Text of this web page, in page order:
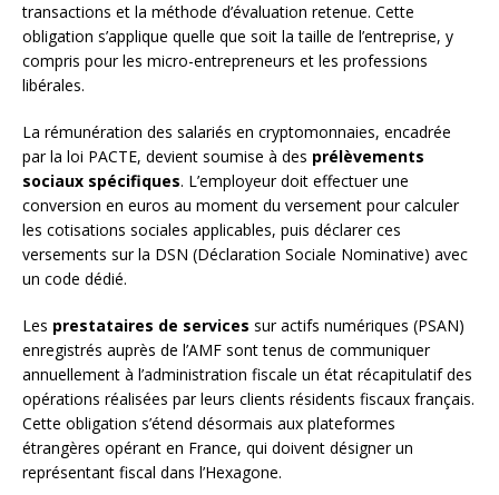
transactions et la méthode d’évaluation retenue. Cette
obligation s’applique quelle que soit la taille de l’entreprise, y
compris pour les micro-entrepreneurs et les professions
libérales.
La rémunération des salariés en cryptomonnaies, encadrée
par la loi PACTE, devient soumise à des prélèvements
sociaux spécifiques. L’employeur doit effectuer une
conversion en euros au moment du versement pour calculer
les cotisations sociales applicables, puis déclarer ces
versements sur la DSN (Déclaration Sociale Nominative) avec
un code dédié.
Les prestataires de services sur actifs numériques (PSAN)
enregistrés auprès de l’AMF sont tenus de communiquer
annuellement à l’administration fiscale un état récapitulatif des
opérations réalisées par leurs clients résidents fiscaux français.
Cette obligation s’étend désormais aux plateformes
étrangères opérant en France, qui doivent désigner un
représentant fiscal dans l’Hexagone.